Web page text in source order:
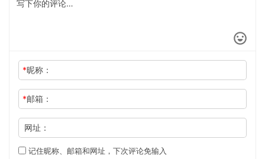
*昵称：
*邮箱：
网址：
记住昵称、邮箱和网址，下次评论免输入